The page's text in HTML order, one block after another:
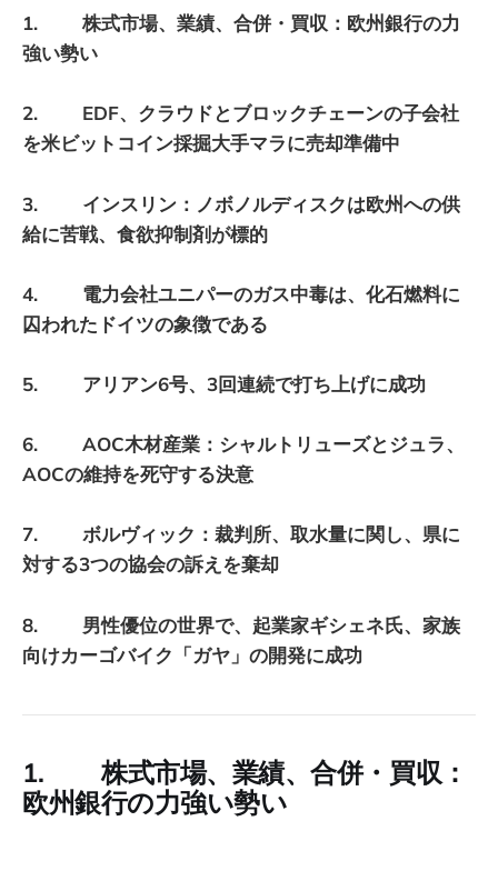
1. 株式市場、業績、合併・買収：欧州銀行の力
強い勢い
2. EDF、クラウドとブロックチェーンの子会社
を米ビットコイン採掘大手マラに売却準備中
3. インスリン：ノボノルディスクは欧州への供
給に苦戦、食欲抑制剤が標的
4. 電力会社ユニパーのガス中毒は、化石燃料に
囚われたドイツの象徴である
5. アリアン6号、3回連続で打ち上げに成功
6. AOC木材産業：シャルトリューズとジュラ、
AOCの維持を死守する決意
7. ボルヴィック：裁判所、取水量に関し、県に
対する3つの協会の訴えを棄却
8. 男性優位の世界で、起業家ギシェネ氏、家族
向けカーゴバイク「ガヤ」の開発に成功
1. 株式市場、業績、合併・買収：
欧州銀行の力強い勢い